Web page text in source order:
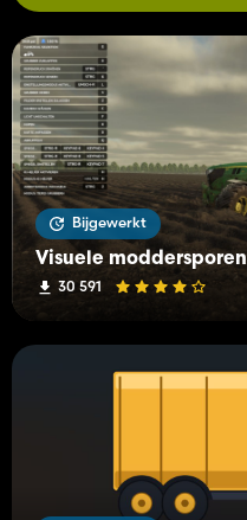
Bijgewerkt
Visuele moddersporen
30 591